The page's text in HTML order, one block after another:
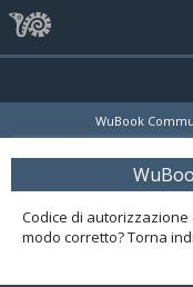
WuBook
Codice di
modo corretto? Torna